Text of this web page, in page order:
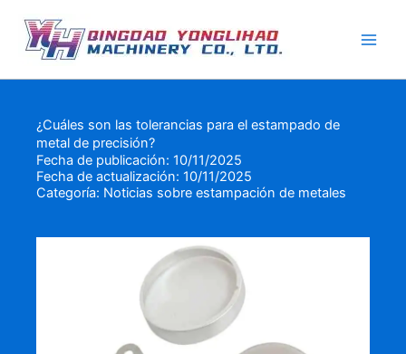
contenido
¿Cuáles son las tolerancias para el estampado de
metal de precisión?
Fecha de publicación: 10/11/2025
Fecha de actualización: 10/11/2025
Categoría: Noticias sobre estampación de metales